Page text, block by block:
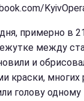
примерно в
между
и
краски,
голову